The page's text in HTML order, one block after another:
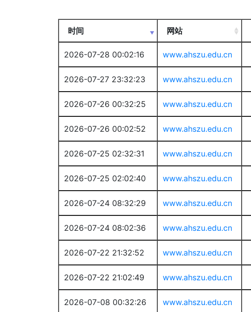
时间 网站
2026-07-28 00:02:16 www.ahszu.edu.cn
2026-07-27 23:32:23 www.ahszu.edu.cn
2026-07-26 00:32:25 www.ahszu.edu.cn
2026-07-26 00:02:52 www.ahszu.edu.cn
2026-07-25 02:32:31 www.ahszu.edu.cn
2026-07-25 02:02:40 www.ahszu.edu.cn
2026-07-24 08:32:29 www.ahszu.edu.cn
2026-07-24 08:02:36 www.ahszu.edu.cn
2026-07-22 21:32:52 www.ahszu.edu.cn
2026-07-22 21:02:49 www.ahszu.edu.cn
2026-07-08 00:32:26 www.ahszu.edu.cn